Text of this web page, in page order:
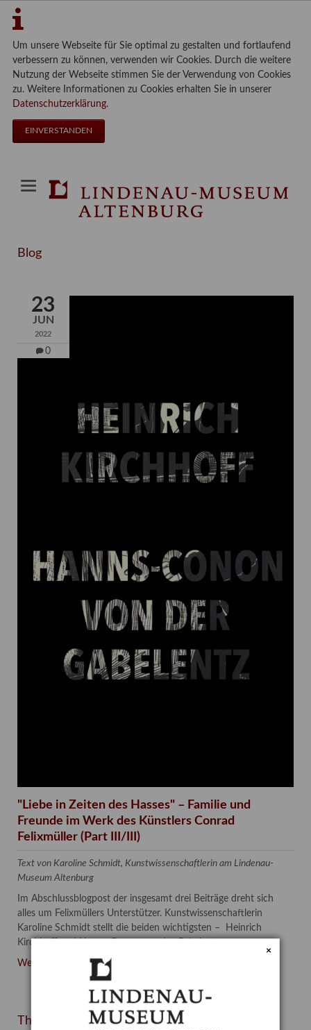
Um unsere Webseite für Sie optimal zu gestalten und fortlaufend
verbessern zu können, verwenden wir Cookies. Durch die weitere
Nutzung der Webseite stimmen Sie der Verwendung von Cookies
zu. Weitere Informationen zu Cookies erhalten Sie in unserer
Datenschutzerklärung.
EINVERSTANDEN
Blog
23
JUN
2022
0
"Liebe in Zeiten des Hasses" – Familie und
Freunde im Werk des Künstlers Conrad
Felixmüller (Part III/III)
Text von Karoline Schmidt, Kunstwissenschaftlerin am Lindenau-
Museum Altenburg
Im Abschlussblogpost der insgesamt drei Beiträge dreht sich
alles um Felixmüllers Unterstützer. Kunstwissenschaftlerin
Karoline Schmidt stellt die beiden wichtigsten – Heinrich
Kirchhoff und Hanns-Conon von der Gabelentz – vor.
Weiterlesen …
"Liebe
Zeiten
des
Hasses"
Themen
×